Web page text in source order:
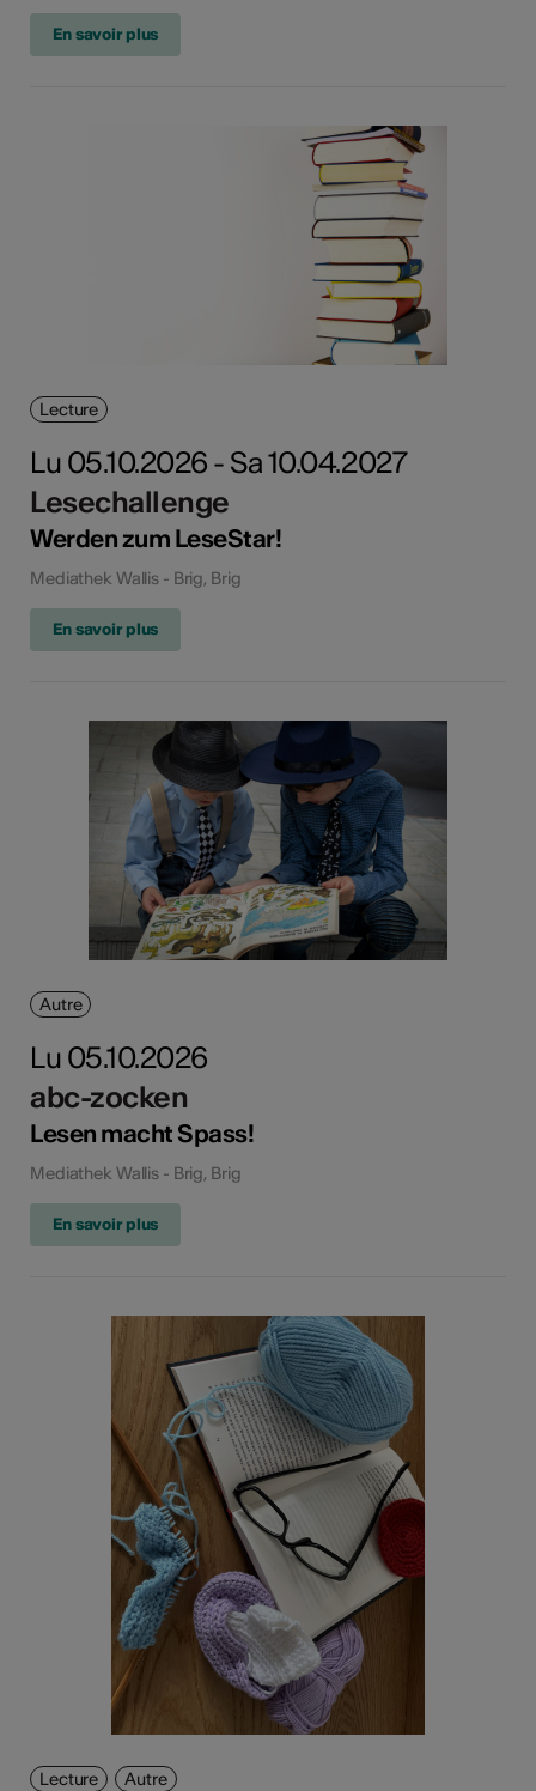
En savoir plus
Lecture
Lu 05.10.2026 - Sa 10.04.2027
Lesechallenge
Werden zum LeseStar!
Mediathek Wallis - Brig, Brig
En savoir plus
Autre
Lu 05.10.2026
abc-zocken
Lesen macht Spass!
Mediathek Wallis - Brig, Brig
En savoir plus
Lecture Autre